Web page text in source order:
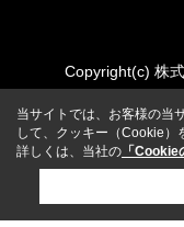
Copyright(c) 株
当サイトでは、お客様の当
して、クッキー（Cookie）
詳しくは、当社の 「Cookie